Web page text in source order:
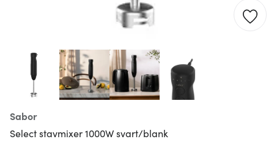
Sabor
Select stavmixer 1000W svart/blank